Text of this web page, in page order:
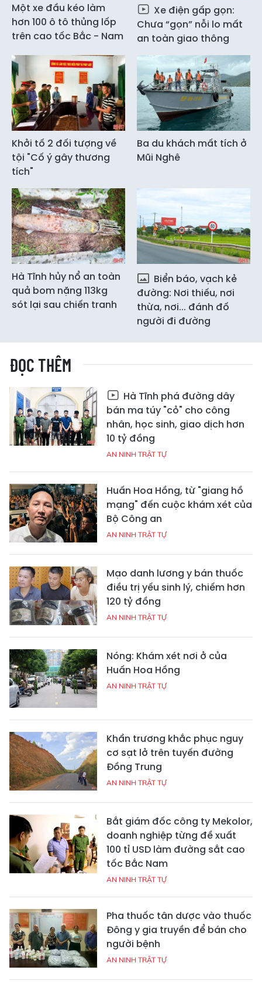
Một xe đầu kéo làm
hơn 100 ô tô thủng lốp
trên cao tốc Bắc - Nam
Xe điện gấp gọn:
Chưa “gọn” nỗi lo mất
an toàn giao thông
Khởi tố 2 đối tượng về
tội "Cố ý gây thương
tích"
Ba du khách mất tích ở
Mũi Nghê
Hà Tĩnh hủy nổ an toàn
quả bom nặng 113kg
sót lại sau chiến tranh
Biển báo, vạch kẻ
đường: Nơi thiếu, nơi
thừa, nơi... đánh đố
người đi đường
ĐỌC THÊM
Hà Tĩnh phá đường dây
bán ma túy "cỏ" cho công
nhân, học sinh, giao dịch hơn
10 tỷ đồng
AN NINH TRẬT TỰ
Huấn Hoa Hồng, từ "giang hồ
mạng" đến cuộc khám xét của
Bộ Công an
AN NINH TRẬT TỰ
Mạo danh lương y bán thuốc
điều trị yếu sinh lý, chiếm hơn
120 tỷ đồng
AN NINH TRẬT TỰ
Nóng: Khám xét nơi ở của
Huấn Hoa Hồng
AN NINH TRẬT TỰ
Khẩn trương khắc phục nguy
cơ sạt lở trên tuyến đường
Đồng Trung
AN NINH TRẬT TỰ
Bắt giám đốc công ty Mekolor,
doanh nghiệp từng đề xuất
100 tỉ USD làm đường sắt cao
tốc Bắc Nam
AN NINH TRẬT TỰ
Pha thuốc tân dược vào thuốc
Đông y gia truyền để bán cho
người bệnh
AN NINH TRẬT TỰ